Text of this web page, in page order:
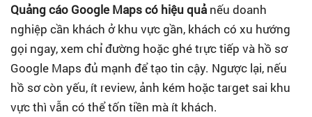
Quảng cáo Google Maps có hiệu quả nếu doanh
nghiệp cần khách ở khu vực gần, khách có xu hướng
gọi ngay, xem chỉ đường hoặc ghé trực tiếp và hồ sơ
Google Maps đủ mạnh để tạo tin cậy. Ngược lại, nếu
hồ sơ còn yếu, ít review, ảnh kém hoặc target sai khu
vực thì vẫn có thể tốn tiền mà ít khách.